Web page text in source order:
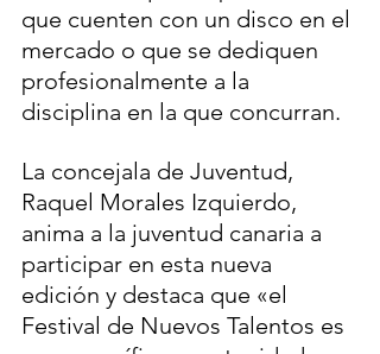
que cuenten con un disco en el
mercado o que se dediquen
profesionalmente a la
disciplina en la que concurran.
La concejala de Juventud,
Raquel Morales Izquierdo,
anima a la juventud canaria a
participar en esta nueva
edición y destaca que «el
Festival de Nuevos Talentos es